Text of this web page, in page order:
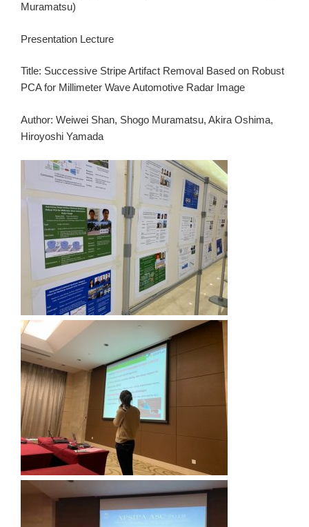
Muramatsu)
Presentation Lecture
Title: Successive Stripe Artifact Removal Based on Robust
PCA for Millimeter Wave Automotive Radar Image
Author: Weiwei Shan, Shogo Muramatsu, Akira Oshima,
Hiroyoshi Yamada